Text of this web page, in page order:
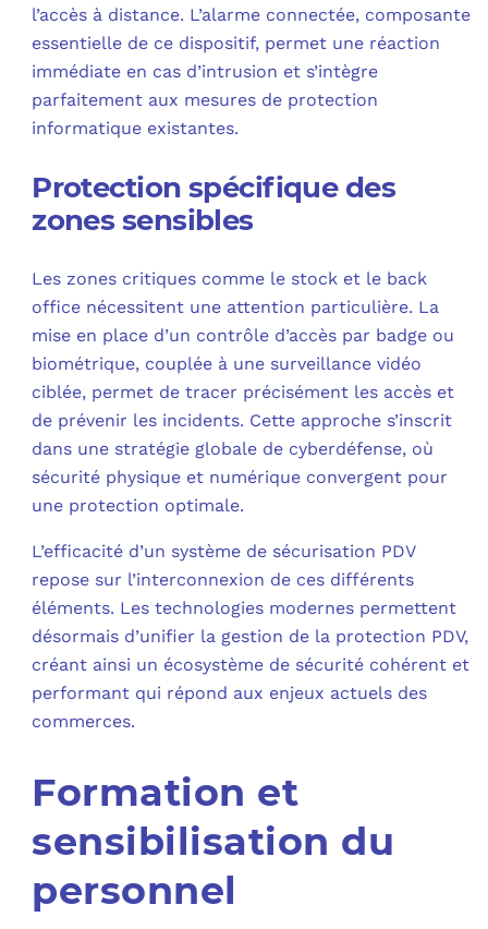
l’accès à distance. L’alarme connectée, composante
essentielle de ce dispositif, permet une réaction
immédiate en cas d’intrusion et s’intègre
parfaitement aux mesures de protection
informatique existantes.
Protection spécifique des
zones sensibles
Les zones critiques comme le stock et le back
office nécessitent une attention particulière. La
mise en place d’un contrôle d’accès par badge ou
biométrique, couplée à une surveillance vidéo
ciblée, permet de tracer précisément les accès et
de prévenir les incidents. Cette approche s’inscrit
dans une stratégie globale de cyberdéfense, où
sécurité physique et numérique convergent pour
une protection optimale.
L’efficacité d’un système de sécurisation PDV
repose sur l’interconnexion de ces différents
éléments. Les technologies modernes permettent
désormais d’unifier la gestion de la protection PDV,
créant ainsi un écosystème de sécurité cohérent et
performant qui répond aux enjeux actuels des
commerces.
Formation et
sensibilisation du
personnel